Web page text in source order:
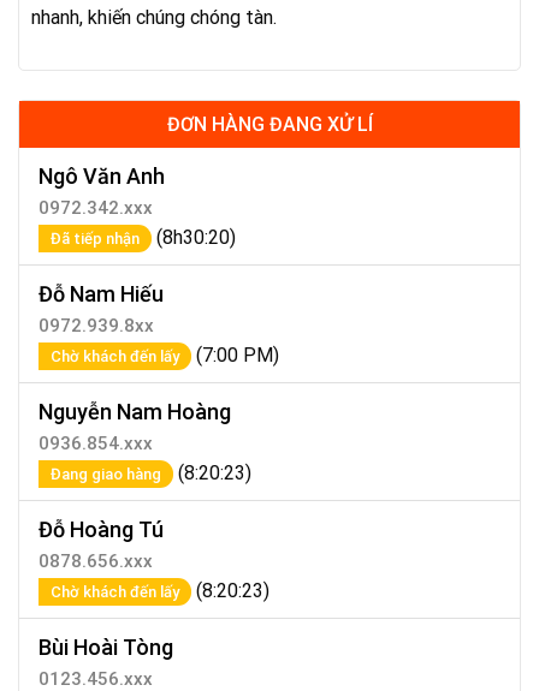
nhanh, khiến chúng chóng tàn.
ĐƠN HÀNG ĐANG XỬ LÍ
Ngô Văn Anh
0972.342.xxx
Đã tiếp nhận (8h30:20)
Đỗ Nam Hiếu
0972.939.8xx
Chờ khách đến lấy (7:00 PM)
Nguyễn Nam Hoàng
0936.854.xxx
Đang giao hàng (8:20:23)
Đỗ Hoàng Tú
0878.656.xxx
Chờ khách đến lấy (8:20:23)
Bùi Hoài Tòng
0123.456.xxx